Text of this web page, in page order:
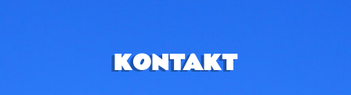
KONTAKT